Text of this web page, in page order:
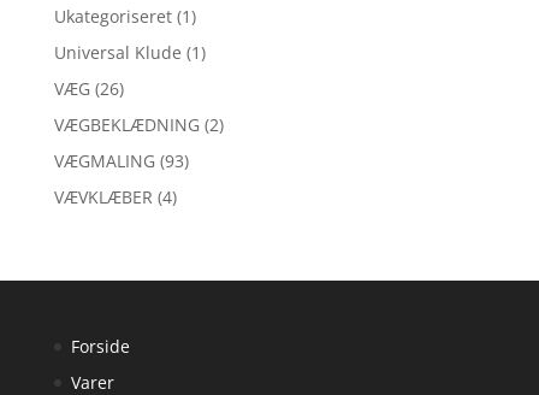
Ukategoriseret (1)
Universal Klude (1)
VÆG (26)
VÆGBEKLÆDNING (2)
VÆGMALING (93)
VÆVKLÆBER (4)
Forside
Varer